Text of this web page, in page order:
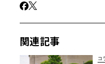
ルシェ911 GT3 RSはブッ
【写真7枚】ンド初のF1ド
関連記事
コ